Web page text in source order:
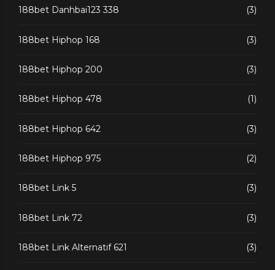
188bet Danhbai123 338 (3)
188bet Hiphop 168 (3)
188bet Hiphop 200 (3)
188bet Hiphop 478 (1)
188bet Hiphop 642 (3)
188bet Hiphop 975 (2)
188bet Link 5 (3)
188bet Link 72 (3)
188bet Link Alternatif 621 (3)